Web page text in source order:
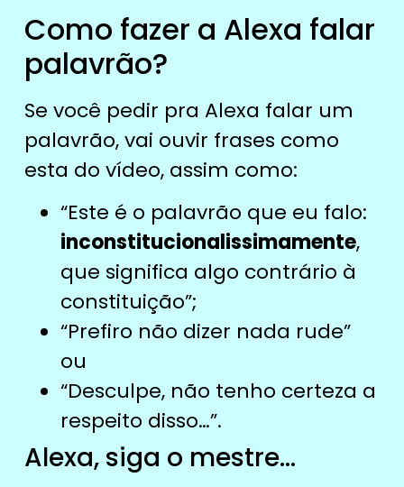
Como fazer a Alexa falar
palavrão?
Se você pedir pra Alexa falar um
palavrão, vai ouvir frases como
esta do vídeo, assim como:
“Este é o palavrão que eu falo:
inconstitucionalissimamente,
que significa algo contrário à
constituição”;
“Prefiro não dizer nada rude”
ou
“Desculpe, não tenho certeza a
respeito disso…”.
Alexa, siga o mestre…